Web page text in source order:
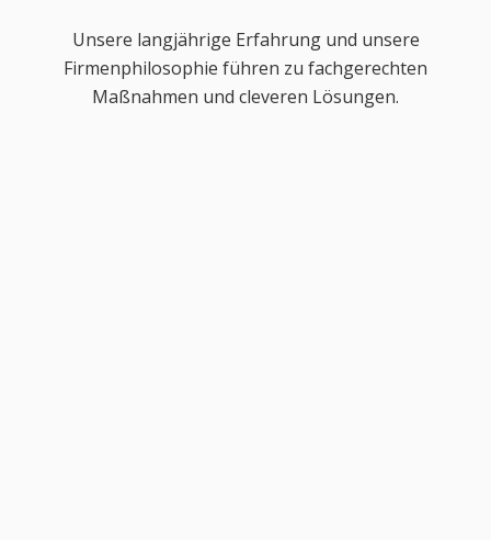
Unsere langjährige Erfahrung und unsere
Firmenphilosophie führen zu fachgerechten
Maßnahmen und cleveren Lösungen.